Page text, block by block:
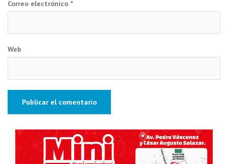
Correo electrónico *
Web